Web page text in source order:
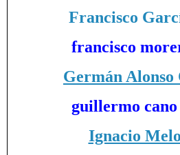
Francisco
francisco
Germán Alonso
guillermo cano
Ignacio